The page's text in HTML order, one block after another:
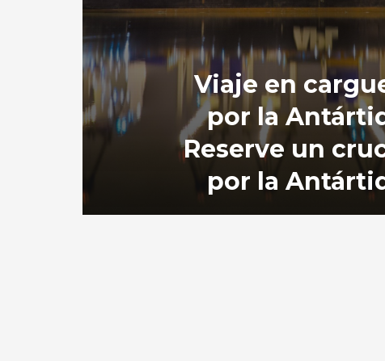
Viaje en
por la
Reserve un
por la